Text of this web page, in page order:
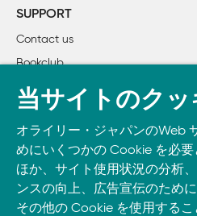
DSPファイルをインストー
        録音機能を試してみる
3章　Spresenseの演算機能を使
FFTとマルチコアプログラ
        FFTの基礎
マイク入力信号をFFTで
マルチコアプログラミン
SUPPORT
Contact us
Bookclub
書籍注文
Take O’Reilly with you and learn
phone
and tablet.
当サイトのク
オライリー・ジャパンのWeb
めにいくつかの Cookie を必
ほか、サイト使用状況の分析
ンスの向上、広告宣伝のため
その他の Cookie を使用する